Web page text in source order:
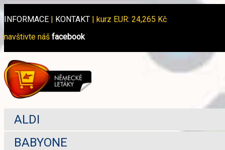
INFORMACE | KONTAKT | kurz EUR: 24,265 Kč
navštivte náš facebook
ALDI
BABYONE